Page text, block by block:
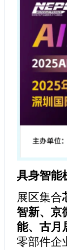
具身智能
展区集合
智新、京
能、古月
零部件企